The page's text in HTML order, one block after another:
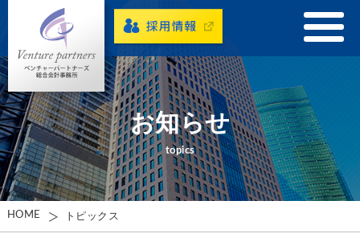
お知らせ
topics
HOME トピックス